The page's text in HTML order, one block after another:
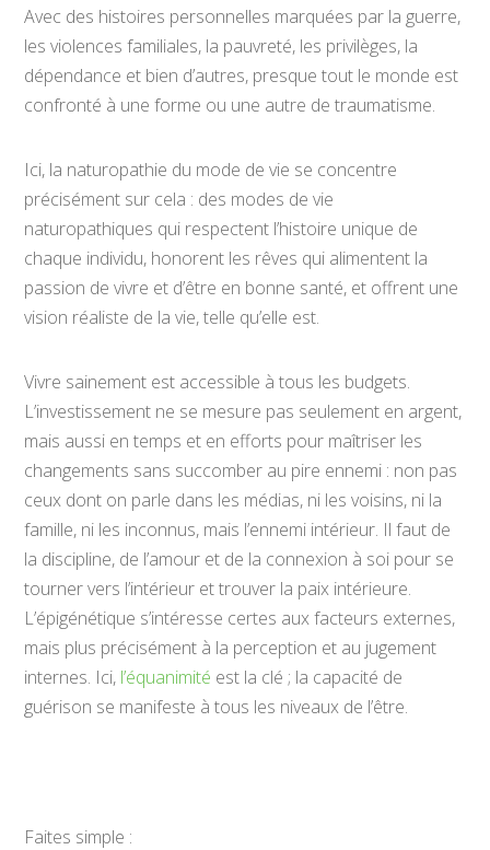
Avec des histoires personnelles marquées par la guerre,
les violences familiales, la pauvreté, les privilèges, la
dépendance et bien d’autres, presque tout le monde est
confronté à une forme ou une autre de traumatisme.
Ici, la naturopathie du mode de vie se concentre
précisément sur cela : des modes de vie
naturopathiques qui respectent l’histoire unique de
chaque individu, honorent les rêves qui alimentent la
passion de vivre et d’être en bonne santé, et offrent une
vision réaliste de la vie, telle qu’elle est.
Vivre sainement est accessible à tous les budgets.
L’investissement ne se mesure pas seulement en argent,
mais aussi en temps et en efforts pour maîtriser les
changements sans succomber au pire ennemi : non pas
ceux dont on parle dans les médias, ni les voisins, ni la
famille, ni les inconnus, mais l’ennemi intérieur. Il faut de
la discipline, de l’amour et de la connexion à soi pour se
tourner vers l’intérieur et trouver la paix intérieure.
L’épigénétique s’intéresse certes aux facteurs externes,
mais plus précisément à la perception et au jugement
internes. Ici, l’équanimité est la clé ; la capacité de
guérison se manifeste à tous les niveaux de l’être.
Faites simple :